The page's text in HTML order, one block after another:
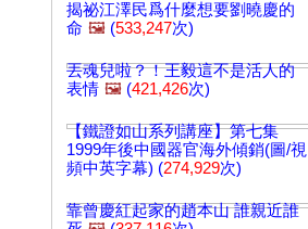
揭祕江澤民爲什麼想要劉曉慶的
命 🖼️ (533,247次)
丟魂兒啦？！王毅這不是活人的
表情 🖼️ (421,426次)
【鐵證如山系列講座】第七集
1999年後中國器官海外傾銷(圖/視
頻中英字幕) (274,929次)
靠曾慶紅起家的趙本山 誰親近誰